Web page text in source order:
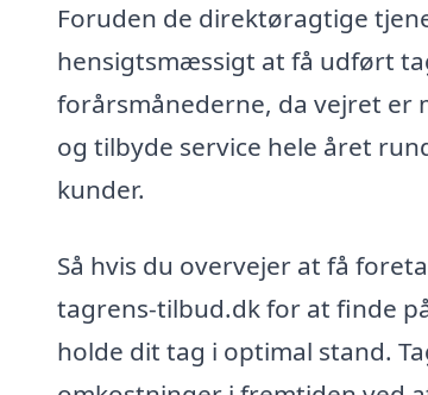
Foruden de direktøragtige
hensigtsmæssigt at få udført
forårsmånederne, da vejret er
og tilbyde service hele året
kunder.
Så hvis du overvejer at få
tagrens-tilbud.dk for at finde
holde dit tag i optimal stand.